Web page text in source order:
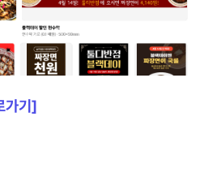
가기]